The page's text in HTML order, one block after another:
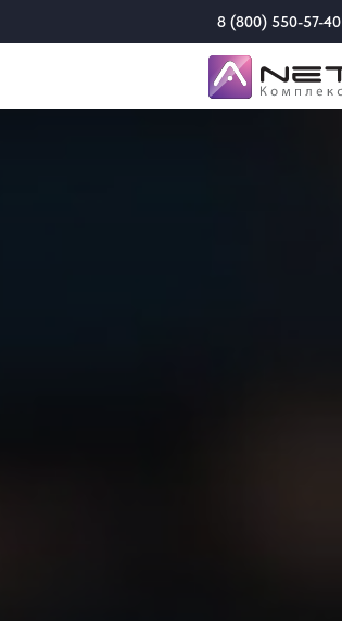
8 (800) 550-57-40